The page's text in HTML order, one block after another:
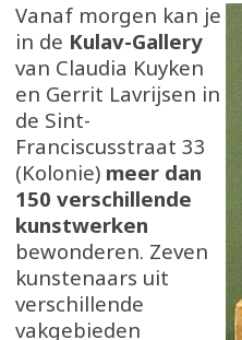
Vanaf morgen kan je
in de Kulav-Gallery
van Claudia Kuyken
en Gerrit Lavrijsen in
de Sint-
Franciscusstraat 33
(Kolonie) meer dan
150 verschillende
kunstwerken
bewonderen. Zeven
kunstenaars uit
verschillende
vakgebieden